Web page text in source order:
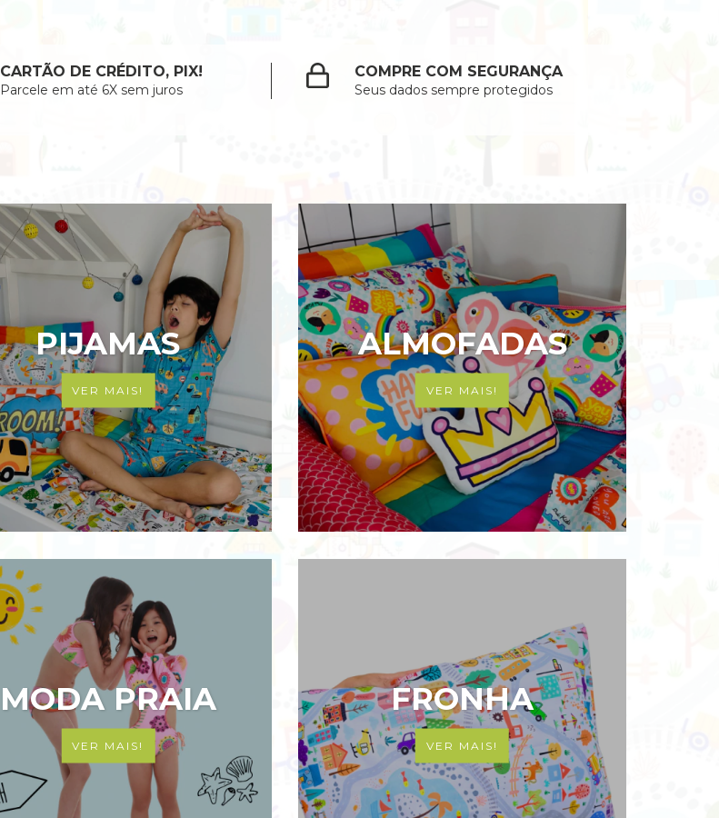
CARTÃO DE CRÉDITO, PIX!
Parcele em até 6X sem juros
COMPRE COM SEGURANÇA
Seus dados sempre protegidos
PIJAMAS
VER MAIS!
ALMOFADAS
VER MAIS!
MODA PRAIA
VER MAIS!
FRONHA
VER MAIS!